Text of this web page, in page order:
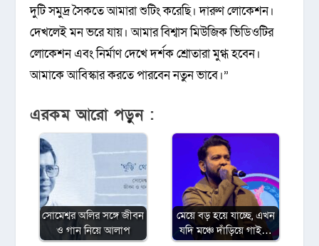
দুটি সমুদ্র সৈকতে আমারা শুটিং করেছি। দারুণ লোকেশন।
দেখলেই মন ভরে যায়। আমার বিশ্বাস মিউজিক ভিডিওটির
লোকেশন এবং নির্মাণ দেখে দর্শক শ্রোতারা মুগ্ধ হবেন।
আমাকে আবিস্কার করতে পারবেন নতুন ভাবে।”
এরকম আরো পড়ুন :
সোমেশ্বর অলির সঙ্গে জীবন
ও গান নিয়ে আলাপ
মেয়ে বড় হয়ে যাচ্ছে, এখন
যদি মঞ্চে দাঁড়িয়ে গাই…